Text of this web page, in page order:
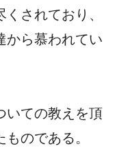
されており、
から慕われてい
いての教えを頂
のである。